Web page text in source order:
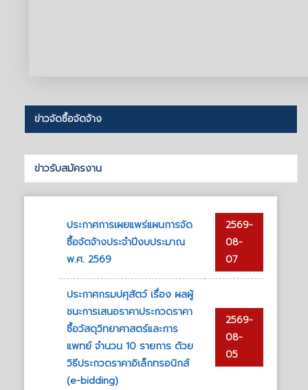
ข่าวจัดซื้อจัดจ้าง
ข่าวรับสมัครงาน
ประกาศการเผยแพร่แผนการจัด
ซื้อจัดจ้างประจำปีงบประมาณ
พ.ศ. 2569
2569-
08-
07
ประกาศกรมปศุสัตว์ เรื่อง ผลผู้
ชนะการเสนอราคาประกวดราคา
ซื้อวัสดุวิทยาศาสตร์และการ
แพทย์ จำนวน 10 รายการ ด้วย
วิธีประกวดราคาอิเล็กทรอนิกส์
(e-bidding)
2569-
08-
05